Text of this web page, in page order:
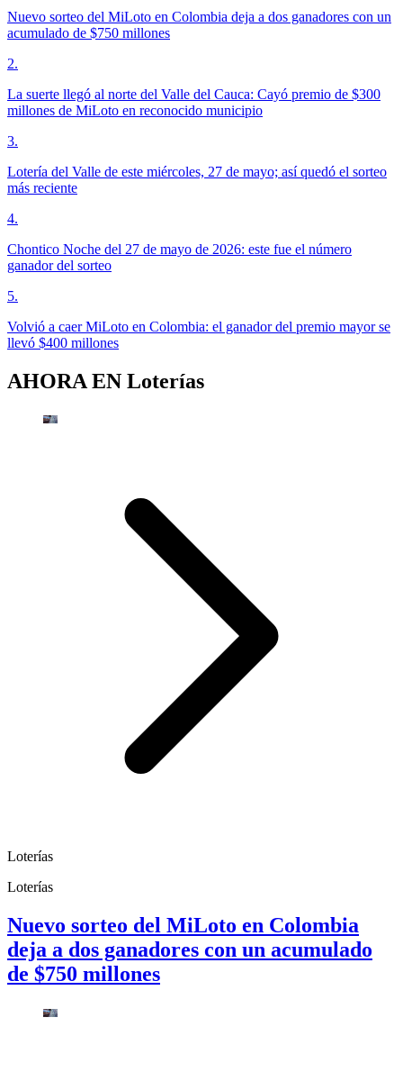
Nuevo sorteo del MiLoto en Colombia deja a dos ganadores con un
acumulado de $750 millones
2.
La suerte llegó al norte del Valle del Cauca: Cayó premio de $300
millones de MiLoto en reconocido municipio
3.
Lotería del Valle de este miércoles, 27 de mayo; así quedó el sorteo
más reciente
4.
Chontico Noche del 27 de mayo de 2026: este fue el número
ganador del sorteo
5.
Volvió a caer MiLoto en Colombia: el ganador del premio mayor se
llevó $400 millones
AHORA EN Loterías
Loterías
Loterías
Nuevo sorteo del MiLoto en Colombia
deja a dos ganadores con un acumulado
de $750 millones